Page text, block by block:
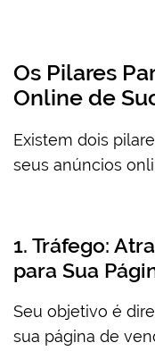
Os Pilares
Online de
Existem dois
seus anúncios
1. Tráfego:
para Sua
Seu objetivo é
sua página de